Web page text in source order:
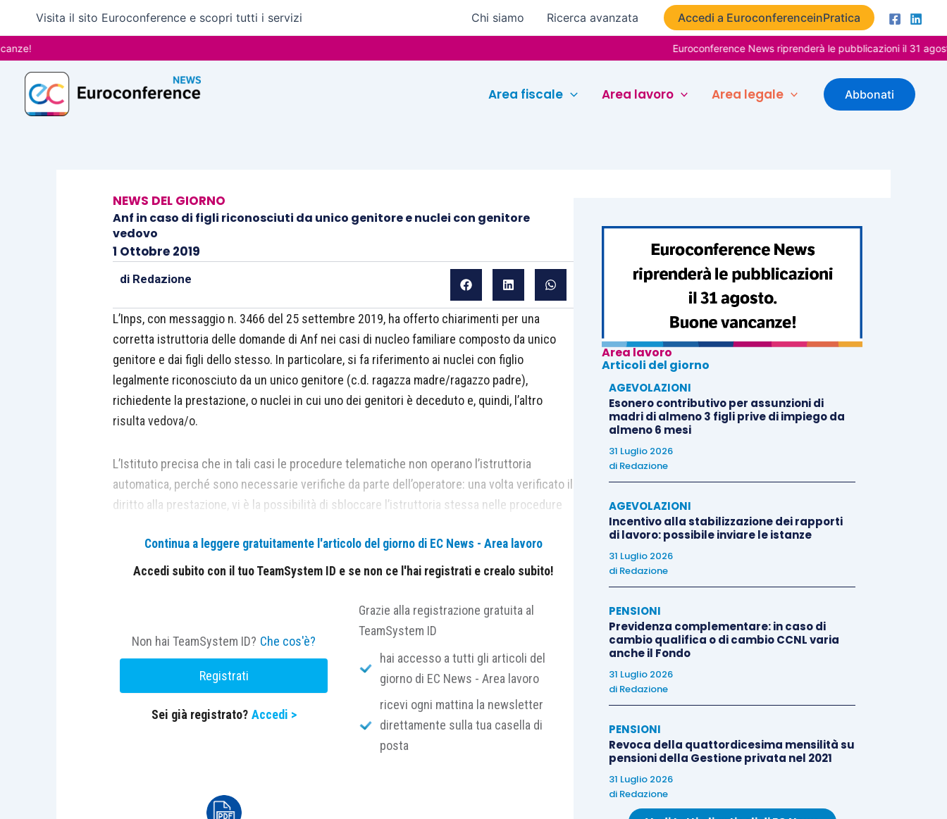
contenuto
Visita il sito Euroconference e scopri tutti i servizi Chi siamo Ricerca avanzata Accedi a EuroconferenceinPratica
Euroconference News riprenderà le pubblicazioni il 31 agosto.
Area fiscale Area lavoro Area legale Abbonati
NEWS DEL GIORNO
Anf in caso di figli riconosciuti da unico genitore e nuclei con genitore
vedovo
1 Ottobre 2019
di Redazione
L’Inps, con messaggio n. 3466 del 25 settembre 2019, ha offerto chiarimenti per una
corretta istruttoria delle domande di Anf nei casi di nucleo familiare composto da unico
genitore e dai figli dello stesso. In particolare, si fa riferimento ai nuclei con figlio
legalmente riconosciuto da un unico genitore (c.d. ragazza madre/ragazzo padre),
richiedente la prestazione, o nuclei in cui uno dei genitori è deceduto e, quindi, l’altro
risulta vedova/o.
L’Istituto precisa che in tali casi le procedure telematiche non operano l’istruttoria
automatica, perché sono necessarie verifiche da parte dell’operatore: una volta verificato il
diritto alla prestazione, vi è la possibilità di sbloccare l’istruttoria stessa nelle procedure
pagamento, non è necessaria la presentazione di domanda di autorizzazione da parte del
cittadino richiedente. È, tuttavia, necessaria un’istruttoria interna per la verifica dei dati
di Anf, presentata dai lavoratori dipendenti del settore privato o dai lavoratori per i quali è
previsto il pagamento diretto della prestazione familiare da parte dell’Istituto.
Centro Studi Lavoro e Previdenza – Euroconference ti consiglia:
Continua a leggere gratuitamente l'articolo del giorno di EC News - Area lavoro
Accedi subito con il tuo TeamSystem ID e se non ce l'hai registrati e crealo subito!
Non hai TeamSystem ID? Che cos'è?
Registrati
Sei già registrato? Accedi >
Grazie alla registrazione gratuita al
TeamSystem ID
hai accesso a tutti gli articoli del
giorno di EC News - Area lavoro
ricevi ogni mattina la newsletter
direttamente sulla tua casella di
posta
Area lavoro
Articoli del giorno
AGEVOLAZIONI
Esonero contributivo per assunzioni di
madri di almeno 3 figli prive di impiego da
almeno 6 mesi
31 Luglio 2026
di Redazione
AGEVOLAZIONI
Incentivo alla stabilizzazione dei rapporti
di lavoro: possibile inviare le istanze
31 Luglio 2026
di Redazione
PENSIONI
Previdenza complementare: in caso di
cambio qualifica o di cambio CCNL varia
anche il Fondo
31 Luglio 2026
di Redazione
PENSIONI
Revoca della quattordicesima mensilità su
pensioni della Gestione privata nel 2021
31 Luglio 2026
di Redazione